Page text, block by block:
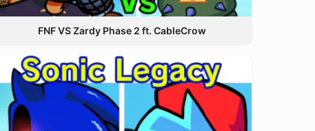
FNF VS Zardy Phase 2 ft. CableCrow